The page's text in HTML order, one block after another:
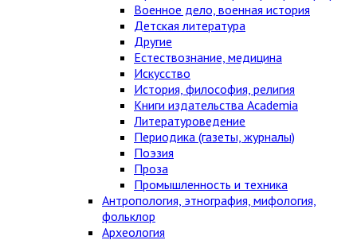
Военное дело, военная история
Детская литература
Другие
Естествознание, медицина
Искусство
История, философия, религия
Книги издательства Academia
Литературоведение
Периодика (газеты, журналы)
Поэзия
Проза
Промышленность и техника
Антропология, этнография, мифология,
фольклор
Археология